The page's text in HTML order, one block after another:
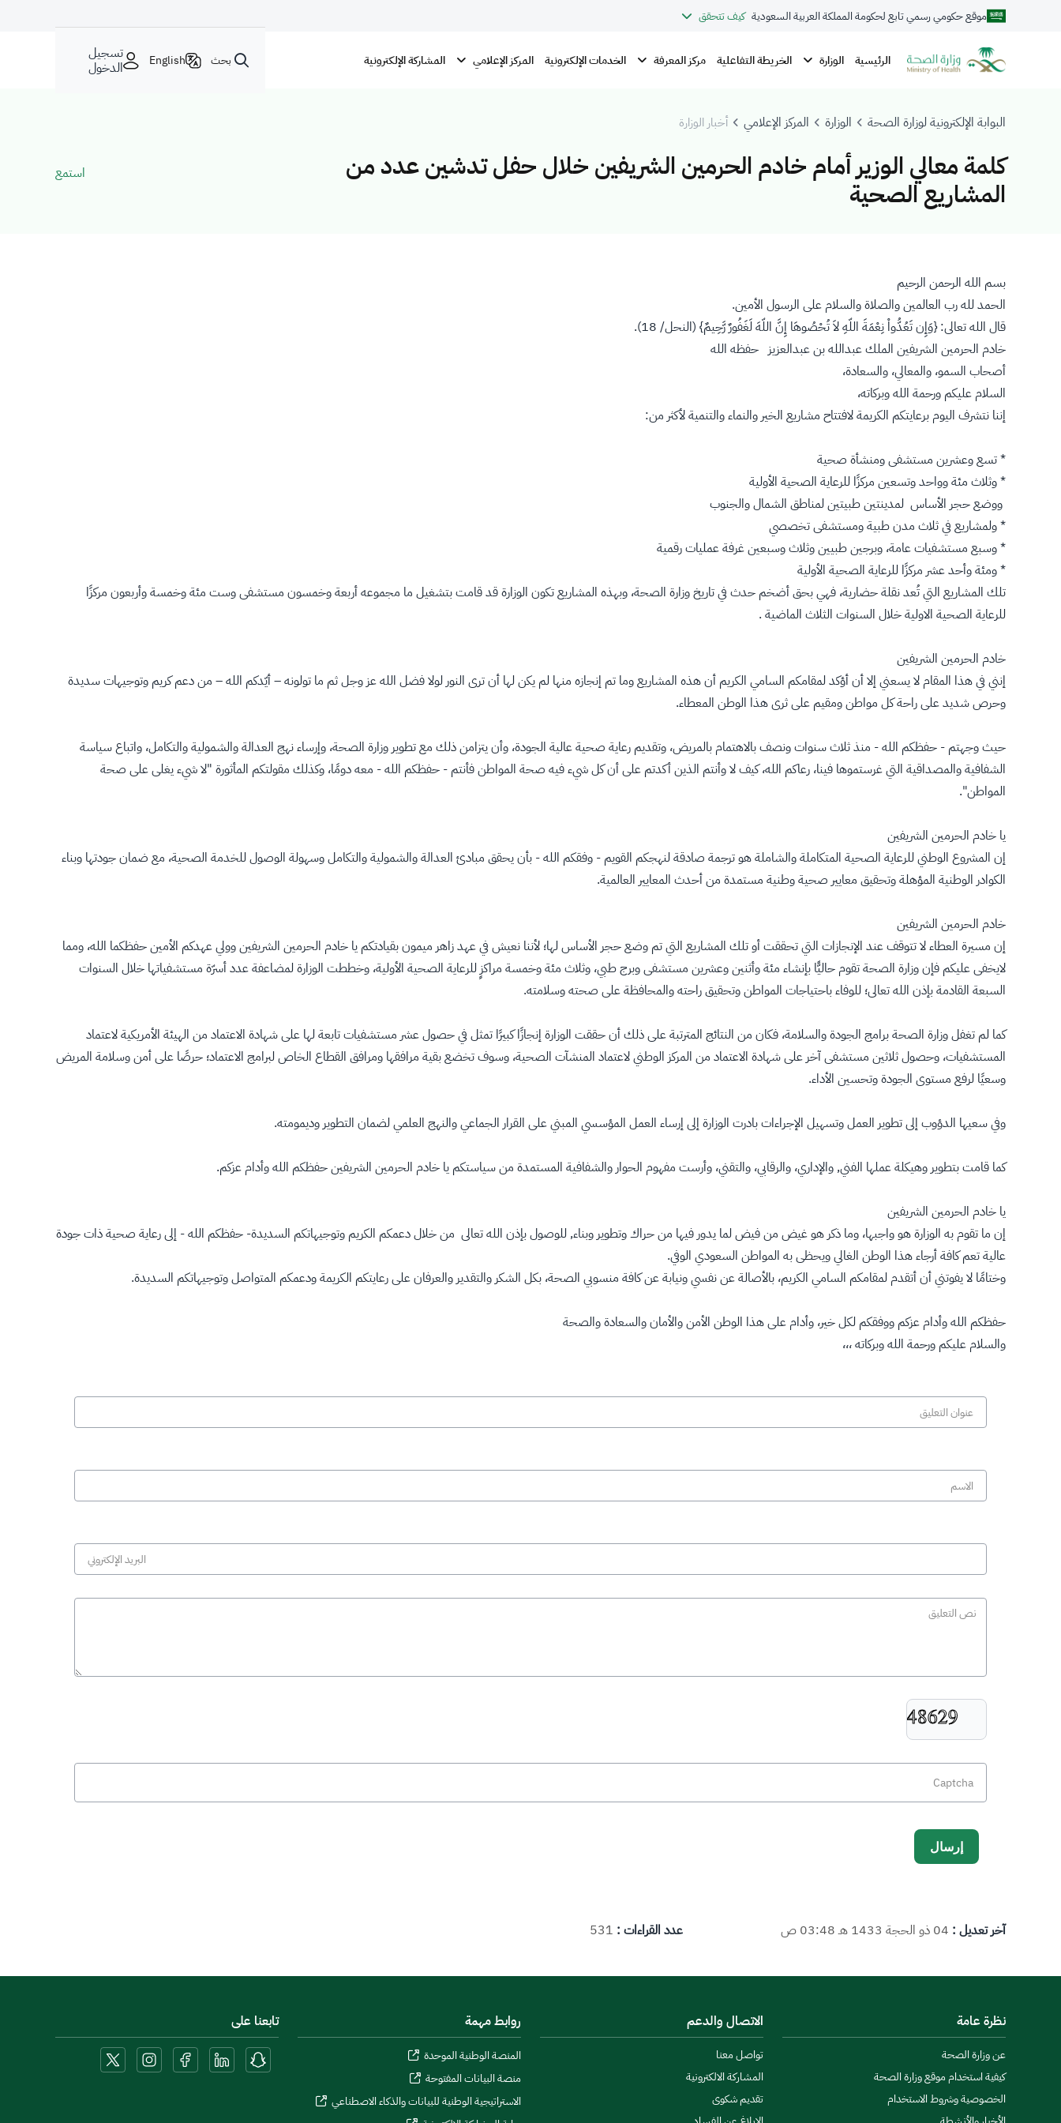
موقع حكومي رسمي تابع لحكومة المملكة العربية السعودية كيف تتحقق
الرئيسية الوزارة الخريطة التفاعلية مركز المعرفة الخدمات الإلكترونية المركز الإعلامي المشاركة الإلكترونية بحث English تسجيل
الدخول
البوابة الإلكترونية لوزارة الصحة الوزارة المركز الإعلامي أخبار الوزارة
كلمة معالي الوزير أمام خادم الحرمين الشريفين خلال حفل تدشين عدد من
المشاريع الصحية
استمع
بسم الله الرحمن الرحيم
الحمد لله رب العالمين والصلاة والسلام على الرسول الأمين.
قال الله تعالى: {وَإِن تَعُدُّواْ نِعْمَةَ اللّهِ لاَ تُحْصُوهَا إِنَّ اللّهَ لَغَفُورٌ رَّحِيمٌ} (النحل/ 18).
خادم الحرمين الشريفين الملك عبدالله بن عبدالعزيز حفظه الله
أصحاب السمو، والمعالي، والسعادة،
السلام عليكم ورحمة الله وبركاته،
إننا نتشرف اليوم برعايتكم الكريمة لافتتاح مشاريع الخير والنماء والتنمية لأكثر من:
* تسع وعشرين مستشفى ومنشأة صحية
* وثلاث مئة وواحد وتسعين مركزًا للرعاية الصحية الأولية
ووضع حجر الأساس لمدينتين طبيتين لمناطق الشمال والجنوب
* ولمشاريع في ثلاث مدن طبية ومستشفى تخصصي
* وسبع مستشفيات عامة، وبرجين طبيين وثلاث وسبعين غرفة عمليات رقمية
* ومئة وأحد عشر مركزًا للرعاية الصحية الأولية
تلك المشاريع التي تُعد نقلة حضارية، فهي بحق أضخم حدث في تاريخ وزارة الصحة، وبهذه المشاريع تكون الوزارة قد قامت بتشغيل ما مجموعه أربعة وخمسون مستشفى وست مئة وخمسة وأربعون مركزًا
للرعاية الصحية الاولية خلال السنوات الثلاث الماضية .
خادم الحرمين الشريفين
إنني في هذا المقام لا يسعني إلا أن أؤكد لمقامكم السامي الكريم أن هذه المشاريع وما تم إنجازه منها لم يكن لها أن ترى النور لولا فضل الله عز وجل ثم ما تولونه – أيّدكم الله – من دعم كريم وتوجيهات سديدة
وحرص شديد على راحة كل مواطن ومقيم على ثرى هذا الوطن المعطاء.
حيث وجهتم - حفظكم الله - منذ ثلاث سنوات ونصف بالاهتمام بالمريض، وتقديم رعاية صحية عالية الجودة، وأن يتزامن ذلك مع تطوير وزارة الصحة، وإرساء نهج العدالة والشمولية والتكامل، واتباع سياسة
الشفافية والمصداقية التي غرستموها فينا، رعاكم الله، كيف لا وأنتم الذين أكدتم على أن كل شيء فيه صحة المواطن فأنتم - حفظكم الله - معه دومًا، وكذلك مقولتكم المأثورة "لا شيء يغلى على صحة
المواطن".
يا خادم الحرمين الشريفين
إن المشروع الوطني للرعاية الصحية المتكاملة والشاملة هو ترجمة صادقة لنهجكم القويم - وفقكم الله - بأن يحقق مبادئ العدالة والشمولية والتكامل وسهولة الوصول للخدمة الصحية، مع ضمان جودتها وبناء
الكوادر الوطنية المؤهلة وتحقيق معايير صحية وطنية مستمدة من أحدث المعايير العالمية.
خادم الحرمين الشريفين
إن مسيرة العطاء لا تتوقف عند الإنجازات التي تحققت أو تلك المشاريع التي تم وضع حجر الأساس لها؛ لأننا نعيش في عهد زاهر ميمون بقيادتكم يا خادم الحرمين الشريفين وولي عهدكم الأمين حفظكما الله، ومما
لايخفى عليكم فإن وزارة الصحة تقوم حاليًّا بإنشاء مئة وأثنين وعشرين مستشفى وبرج طبي، وثلاث مئة وخمسة مراكزٍ للرعاية الصحية الأولية، وخططت الوزارة لمضاعفة عدد أسرّة مستشفياتها خلال السنوات
السبعة القادمة بإذن الله تعالى؛ للوفاء باحتياجات المواطن وتحقيق راحته والمحافظة على صحته وسلامته.
كما لم تغفل وزارة الصحة برامج الجودة والسلامة، فكان من النتائج المترتبة على ذلك أن حققت الوزارة إنجازًا كبيرًا تمثل في حصول عشر مستشفيات تابعة لها على شهادة الاعتماد من الهيئة الأمريكية لاعتماد
المستشفيات، وحصول ثلاثين مستشفى آخر على شهادة الاعتماد من المركز الوطني لاعتماد المنشآت الصحية، وسوف تخضع بقية مرافقها ومرافق القطاع الخاص لبرامج الاعتماد؛ حرصًا على أمن وسلامة المريض
وسعيًا لرفع مستوى الجودة وتحسين الأداء.
وفي سعيها الدؤوب إلى تطوير العمل وتسهيل الإجراءات بادرت الوزارة إلى إرساء العمل المؤسسي المبني على القرار الجماعي والنهج العلمي لضمان التطوير وديمومته.
كما قامت بتطوير وهيكلة عملها الفني, والإداري، والرقابي، والتقني، وأرست مفهوم الحوار والشفافية المستمدة من سياستكم يا خادم الحرمين الشريفين حفظكم الله وأدام عزكم.
يا خادم الحرمين الشريفين
إن ما تقوم به الوزارة هو واجبها، وما ذكر هو غيض من فيض لما يدور فيها من حراك وتطوير وبناء, للوصول بإذن الله تعالى من خلال دعمكم الكريم وتوجيهاتكم السديدة- حفظكم الله - إلى رعاية صحية ذات جودة
عالية تعم كافة أرجاء هذا الوطن الغالي ويحظى به المواطن السعودي الوفي.
وختامًا لا يفوتني أن أتقدم لمقامكم السامي الكريم، بالأصالة عن نفسي ونيابة عن كافة منسوبي الصحة، بكل الشكر والتقدير والعرفان على رعايتكم الكريمة ودعمكم المتواصل وتوجيهاتكم السديدة.
حفظكم الله وأدام عزكم ووفقكم لكل خير، وأدام على هذا الوطن الأمن والأمان والسعادة والصحة
والسلام عليكم ورحمة الله وبركاته ،،،
آخر تعديل : 04 ذو الحجة 1433 هـ 03:48 ص عدد القراءات : 531
نظرة عامة
عن وزارة الصحة
كيفية استخدام موقع وزارة الصحة
الخصوصية وشروط الاستخدام
الاتصال والدعم
تواصل معنا
المشاركة الالكترونية
تقديم شكوى
روابط مهمة
المنصة الوطنية الموحدة
منصة البيانات المفتوحة
الاستراتيجية الوطنية للبيانات والذكاء الاصطناعي
تابعنا على